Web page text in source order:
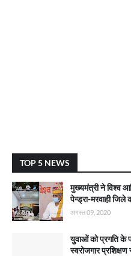
TOP 5 NEWS
मुख्यमंत्री ने विश्व
पेन्ड्रा-मरवाही जिले
अगस्त 09, 2020
युवाओं को प्रगति के
स्वरोजगार